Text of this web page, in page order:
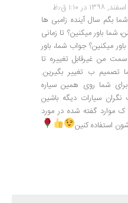
بگم سال آینده زامبی ها
شما باور میکنین؟ تا زمانی
میکنین؟ جواب شما، باور
من غیرقابل تغییره تا
تصمیم ب تغییر بگیرین.
شما روی همین سیاره
سیارات دیگه باشین
موارد گفته شده در مورد
استفاده کنین